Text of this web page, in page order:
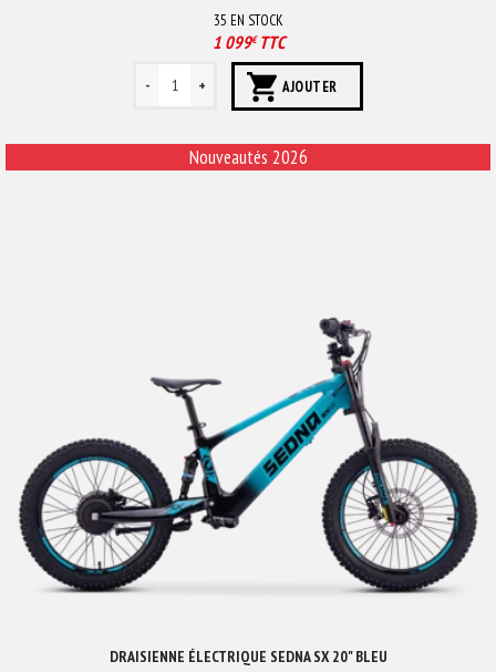
35 EN STOCK
1 099€TTC
AJOUTER
Nouveautés 2026
DRAISIENNE ÉLECTRIQUE SEDNA SX 20" BLEU